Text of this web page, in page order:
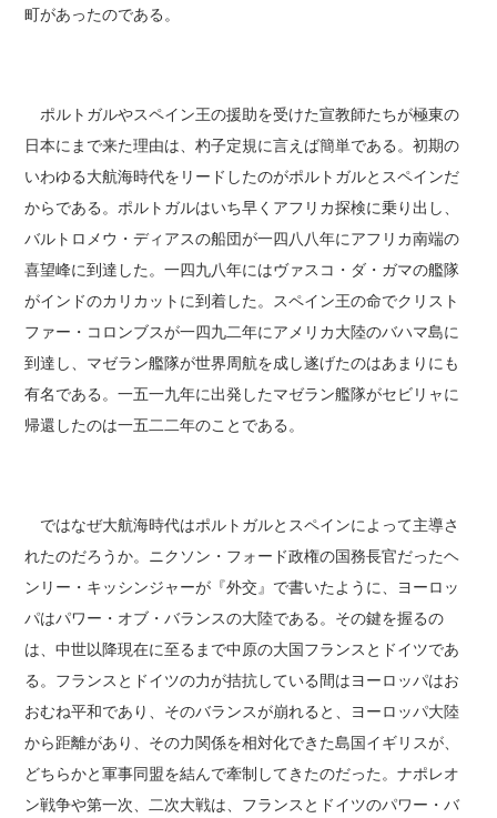
町があったのである。
ポルトガルやスペイン王の援助を受けた宣教師たちが極東の
日本にまで来た理由は、杓子定規に言えば簡単である。初期の
いわゆる大航海時代をリードしたのがポルトガルとスペインだ
からである。ポルトガルはいち早くアフリカ探検に乗り出し、
バルトロメウ・ディアスの船団が一四八八年にアフリカ南端の
喜望峰に到達した。一四九八年にはヴァスコ・ダ・ガマの艦隊
がインドのカリカットに到着した。スペイン王の命でクリスト
ファー・コロンブスが一四九二年にアメリカ大陸のバハマ島に
到達し、マゼラン艦隊が世界周航を成し遂げたのはあまりにも
有名である。一五一九年に出発したマゼラン艦隊がセビリャに
帰還したのは一五二二年のことである。
ではなぜ大航海時代はポルトガルとスペインによって主導さ
れたのだろうか。ニクソン・フォード政権の国務長官だったヘ
ンリー・キッシンジャーが『外交』で書いたように、ヨーロッ
パはパワー・オブ・バランスの大陸である。その鍵を握るの
は、中世以降現在に至るまで中原の大国フランスとドイツであ
る。フランスとドイツの力が拮抗している間はヨーロッパはお
おむね平和であり、そのバランスが崩れると、ヨーロッパ大陸
から距離があり、その力関係を相対化できた島国イギリスが、
どちらかと軍事同盟を結んで牽制してきたのだった。ナポレオ
ン戦争や第一次、二次大戦は、フランスとドイツのパワー・バ